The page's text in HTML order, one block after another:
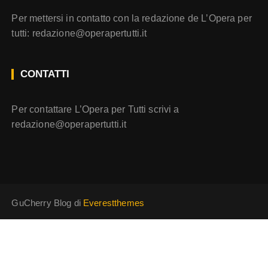
Per mettersi in contatto con la redazione de L’Opera per
tutti: redazione@operapertutti.it
CONTATTI
Per contattare L’Opera per Tutti scrivi a
redazione@operapertutti.it
GuCherry Blog di Everestthemes